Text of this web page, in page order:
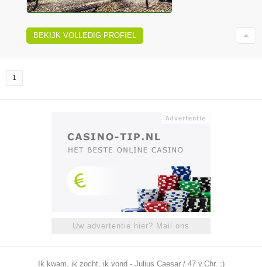
BEKIJK VOLLEDIG PROFIEL
1
Uw advertentie hier? Mail ons
Ik kwam, ik zocht, ik vond - Julius Caesar / 47 v.Chr. ;)